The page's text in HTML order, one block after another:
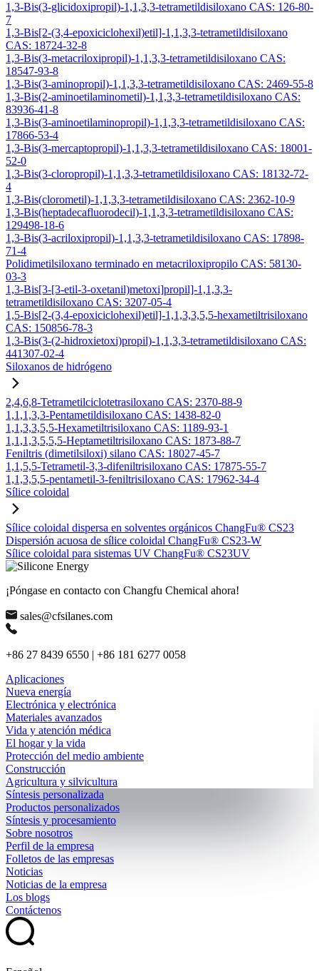
1,3-Bis(3-glicidoxipropil)-1,1,3,3-tetrametildisiloxano CAS: 126-80-
7
1,3-Bis[2-(3,4-epoxiciclohexil)etil]-1,1,3,3-tetrametildisiloxano
CAS: 18724-32-8
1,3-Bis(3-metacriloxipropil)-1,1,3,3-tetrametildisiloxano CAS:
18547-93-8
1,3-Bis(3-aminopropil)-1,1,3,3-tetrametildisiloxano CAS: 2469-55-8
1,3-Bis(2-aminoetilaminometil)-1,1,3,3-tetrametildisiloxano CAS:
83936-41-8
1,3-Bis(3-aminoetilaminopropil)-1,1,3,3-tetrametildisiloxano CAS:
17866-53-4
1,3-Bis(3-mercaptopropil)-1,1,3,3-tetrametildisiloxano CAS: 18001-
52-0
1,3-Bis(3-cloropropil)-1,1,3,3-tetrametildisiloxano CAS: 18132-72-
4
1,3-Bis(clorometil)-1,1,3,3-tetrametildisiloxano CAS: 2362-10-9
1,3-Bis(heptadecafluorodecil)-1,1,3,3-tetrametildisiloxano CAS:
129498-18-6
1,3-Bis(3-acriloxipropil)-1,1,3,3-tetrametildisiloxano CAS: 17898-
71-4
Polidimetilsiloxano terminado en metacriloxipropilo CAS: 58130-
03-3
1,3-Bis[3-[3-etil-3-oxetanil)metoxi]propil]-1,1,3,3-
tetrametildisiloxano CAS: 3207-05-4
1,5-Bis[2-(3,4-epoxiciclohexil)etil]-1,1,3,3,5,5-hexametiltrisiloxano
CAS: 150856-78-3
1,3-Bis(3-(2-hidroxietoxi)propil)-1,1,3,3-tetrametildisiloxano CAS:
441307-02-4
Siloxanos de hidrógeno
2,4,6,8-Tetrametilciclotetrasiloxano CAS: 2370-88-9
1,1,1,3,3-Pentametildisiloxano CAS: 1438-82-0
1,1,3,3,5,5-Hexametiltrisiloxano CAS: 1189-93-1
1,1,1,3,5,5,5-Heptametiltrisiloxano CAS: 1873-88-7
Feniltris (dimetilsiloxi) silano CAS: 18027-45-7
1,1,5,5-Tetrametil-3,3-difeniltrisiloxano CAS: 17875-55-7
1,1,3,5,5-pentametil-3-feniltrisiloxano CAS: 17962-34-4
Sílice coloidal
Sílice coloidal dispersa en solventes orgánicos ChangFu® CS23
Dispersión acuosa de sílice coloidal ChangFu® CS23-W
Sílice coloidal para sistemas UV ChangFu® CS23UV
¡Póngase en contacto con Changfu Chemical ahora!
sales@cfsilanes.com
+86 27 8439 6550 | +86 181 6277 0058
Aplicaciones
Nueva energía
Electrónica y electrónica
Materiales avanzados
Vida y atención médica
El hogar y la vida
Protección del medio ambiente
Construcción
Agricultura y silvicultura
Síntesis personalizada
Productos personalizados
Síntesis y procesamiento
Sobre nosotros
Perfil de la empresa
Folletos de las empresas
Noticias
Noticias de la empresa
Los blogs
Contáctenos